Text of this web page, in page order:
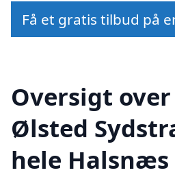
Få et gratis tilbud på
Oversigt
Ølsted
hele